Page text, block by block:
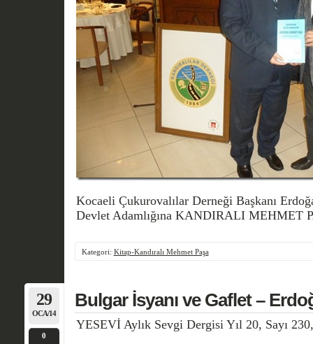
Kocaeli Çukurovalılar Derneği Başkanı
Devlet Adamlığına KANDIRALI MEHMET
Kategori: Kitap-Kandıralı Mehmet Paşa
29
OCA/14
0
Bulgar İsyanı ve Gaflet –
YESEVİ Aylık Sevgi Dergisi Yıl 20, Sayı